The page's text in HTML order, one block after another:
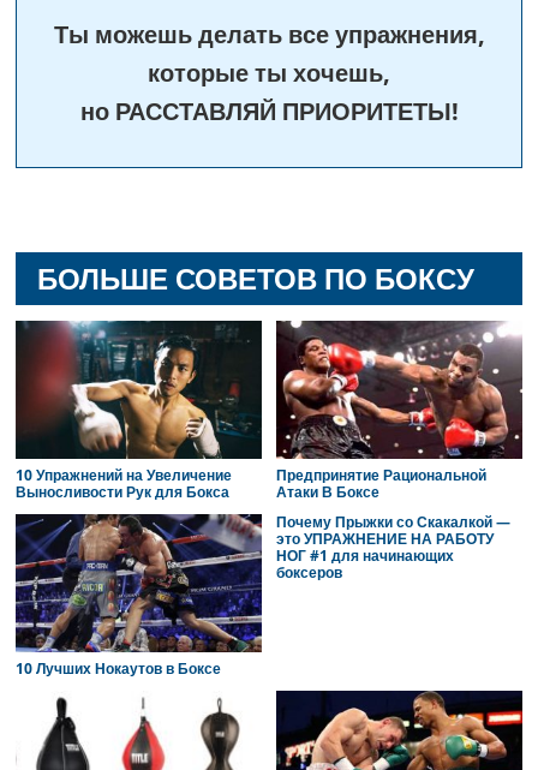
Ты можешь делать все упражнения,
которые ты хочешь,
но РАССТАВЛЯЙ ПРИОРИТЕТЫ!
БОЛЬШЕ СОВЕТОВ ПО БОКСУ
10 Упражнений на Увеличение
Выносливости Рук для Бокса
Предпринятие Рациональной
Атаки В Боксе
10 Лучших Нокаутов в Боксе
Почему Прыжки со Скакалкой —
это УПРАЖНЕНИЕ НА РАБОТУ
НОГ #1 для начинающих
боксеров